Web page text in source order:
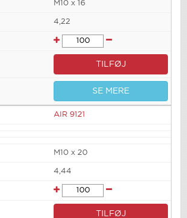
M10 x 16
4,22
TILFØJ
SE MERE
AIR 9121
M10 x 20
4,44
TILFØJ